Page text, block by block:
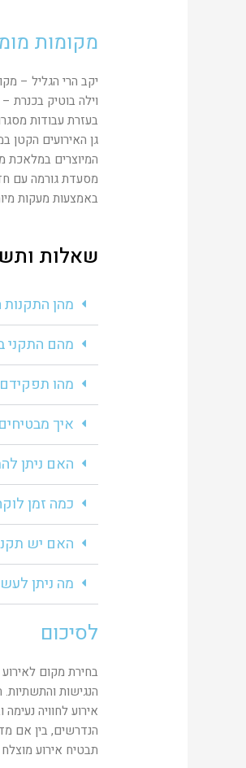
מקומות
יקב הרי הגליל –
וילה בוטיק בכנרת
בעזרת עבודות
גן האירועים הקטן
המיוצרים במלאכת
מסעדת גורמה עם
באמצעות מעקות
שאלות
מהן התקנות
מהם התקני
מהו
איך
האם ניתן
כמה זמן
האם יש
מה ניתן
לסיכום
בחירת מקום
הנגישות
אירוע לחוויה
הנדרשים, בין אם
תבטיח אירוע